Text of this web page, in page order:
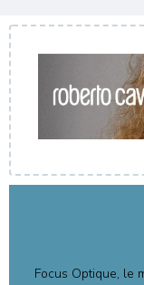
Focus Optique, le